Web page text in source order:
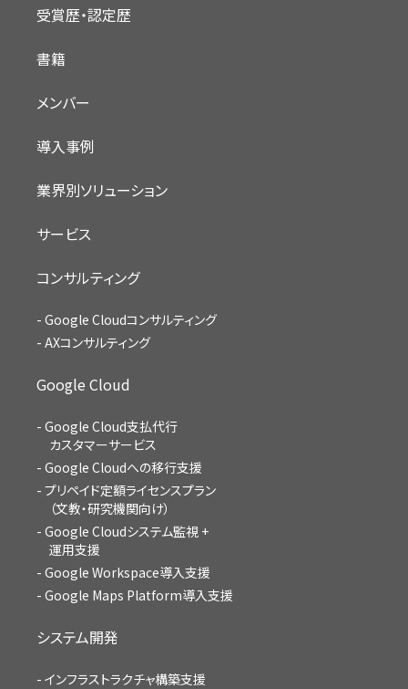
受賞歴・認定歴
書籍
メンバー
導入事例
業界別ソリューション
サービス
コンサルティング
Google Cloudコンサルティング
AXコンサルティング
Google Cloud
Google Cloud支払代行
カスタマーサービス
Google Cloudへの移行支援
プリペイド定額ライセンスプラン
（文教・研究機関向け）
Google Cloudシステム監視 +
運用支援
Google Workspace導入支援
Google Maps Platform導入支援
システム開発
インフラストラクチャ構築支援